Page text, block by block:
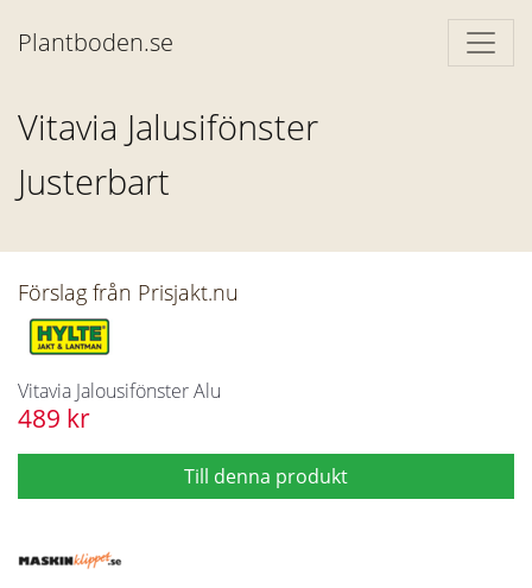
Plantboden.se
Vitavia Jalusifönster
Justerbart
Förslag från Prisjakt.nu
Vitavia Jalousifönster Alu
489 kr